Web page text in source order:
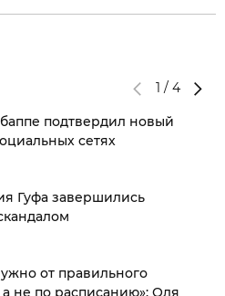
1 / 4
подтвердил новый
сетях
Гуфа завершились
от правильного
а не по расписанию»: Оля